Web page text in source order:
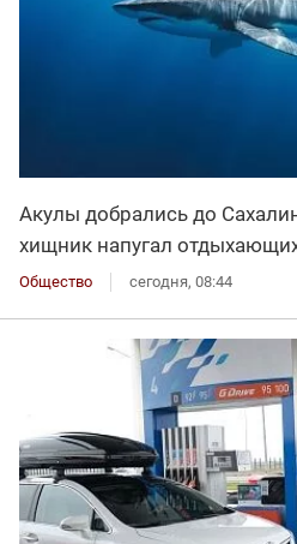
Акулы добрались до
хищник напугал
Общество сегодня, 08:44